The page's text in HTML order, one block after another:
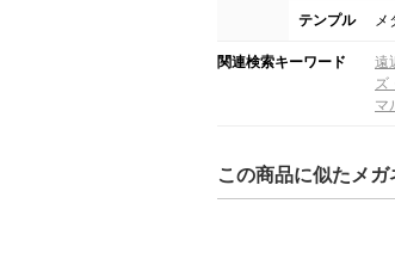
テンプル メ
関連検索キーワード 遠
ズ
マ
この商品に似たメ